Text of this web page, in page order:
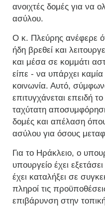
ανοιχτές δομές για να
ασύλου.
Ο κ. Πλεύρης ανέφερε
ήδη βρεθεί και
και μέσα σε κομμάτι
είπε - να υπάρχει
κοινωνία. Αυτό,
επιτυγχάνεται επειδή
ταχύτατη
δομές και απέλαση όπου
ασύλου για όσους
Για το Ηράκλειο, ο
υπουργείο έχει
έχει καταλήξει σε
πληροί τις
επιβάρυνση στην